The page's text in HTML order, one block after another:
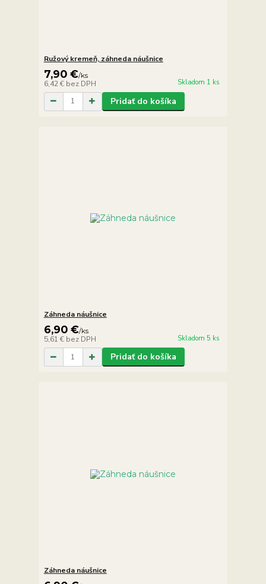
Ružový kremeň, záhneda náušnice
7,90 €/ks
6,42 € bez DPH Skladom 1 ks
Pridať do košíka
Záhneda náušnice
6,90 €/ks
5,61 € bez DPH Skladom 5 ks
Pridať do košíka
Záhneda náušnice